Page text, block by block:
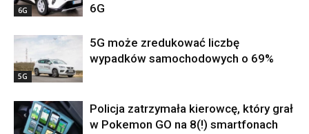
6G
6G
5G
5G może zredukować liczbę
wypadków samochodowych o 69%
Policja zatrzymała kierowcę, który grał
w Pokemon GO na 8(!) smartfonach